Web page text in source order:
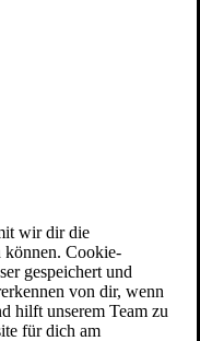
wir dir die
können. Cookie-
gespeichert und
von dir, wenn
hilft unserem Team zu
für dich am